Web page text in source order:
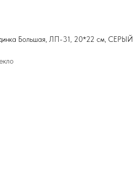
Большая, ЛП-31, 20*22 см, СЕРЫЙ